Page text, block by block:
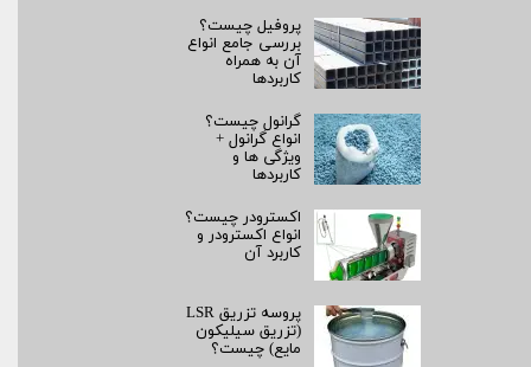
پروفیل چیست؟
بررسی جامع انواع
آن به همراه
کاربردها
گرانول چیست؟
انواع گرانول +
ویژگی ها و
کاربردها
اکسترودر چیست؟
انواع اکسترودر و
کاربرد آن
پروسه تزریق LSR
(تزریق سیلیکون
مایع) چیست؟